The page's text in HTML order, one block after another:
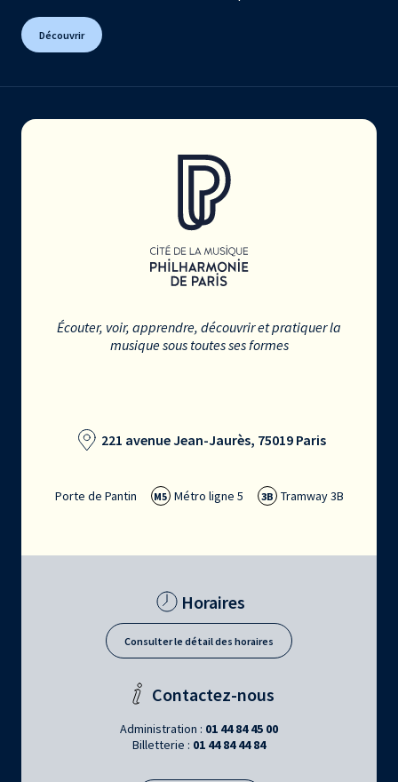
Découvrir
Écouter, voir, apprendre, découvrir et pratiquer la
musique sous toutes ses formes
221 avenue Jean-Jaurès, 75019 Paris
Porte de Pantin M5 Métro ligne 5 3B Tramway 3B
Horaires
Consulter le détail des horaires
Contactez-nous
Administration : 01 44 84 45 00
Billetterie : 01 44 84 44 84